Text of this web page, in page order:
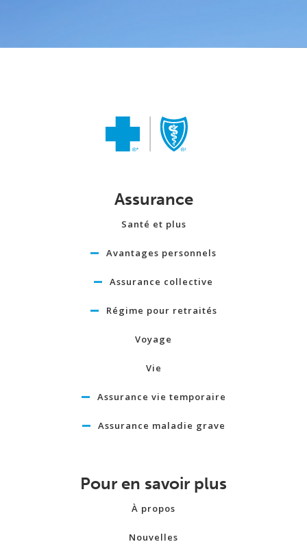
Assurance
Santé et plus
Avantages personnels
Assurance collective
Régime pour retraités
Voyage
Vie
Assurance vie temporaire
Assurance maladie grave
Pour en savoir plus
À propos
Nouvelles